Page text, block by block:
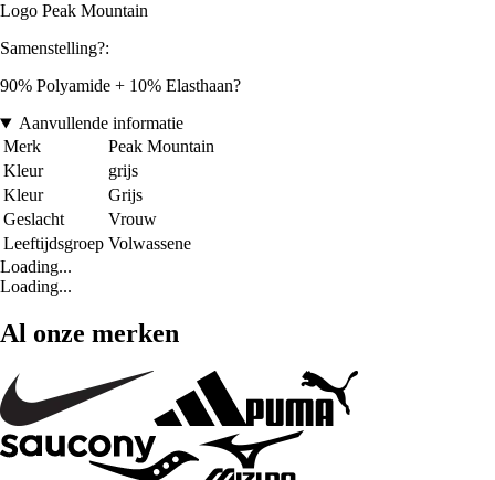
Logo Peak Mountain
Samenstelling?:
90% Polyamide + 10% Elasthaan?
Aanvullende informatie
Merk
Peak Mountain
Kleur
grijs
Kleur
Grijs
Geslacht
Vrouw
Leeftijdsgroep Volwassene
Loading...
Loading...
Al onze merken